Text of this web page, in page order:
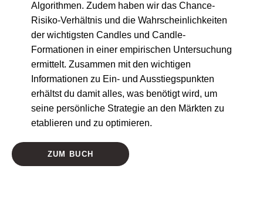
Algorithmen. Zudem haben wir das Chance-
Risiko-Verhältnis und die Wahrscheinlichkeiten
der wichtigsten Candles und Candle-
Formationen in einer empirischen Untersuchung
ermittelt. Zusammen mit den wichtigen
Informationen zu Ein- und Ausstiegspunkten
erhältst du damit alles, was benötigt wird, um
seine persönliche Strategie an den Märkten zu
etablieren und zu optimieren.
ZUM BUCH